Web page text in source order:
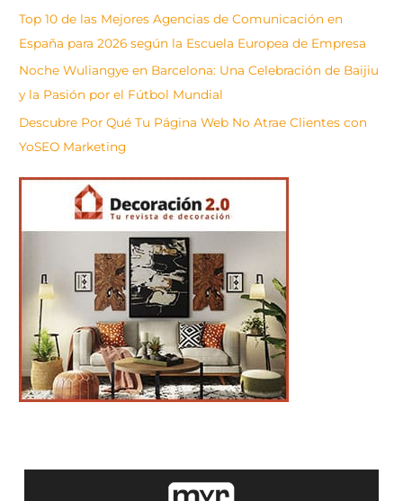
Top 10 de las Mejores Agencias de Comunicación en
España para 2026 según la Escuela Europea de Empresa
Noche Wuliangye en Barcelona: Una Celebración de Baijiu
y la Pasión por el Fútbol Mundial
Descubre Por Qué Tu Página Web No Atrae Clientes con
YoSEO Marketing